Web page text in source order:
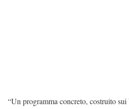
“Un programma concreto, costruito